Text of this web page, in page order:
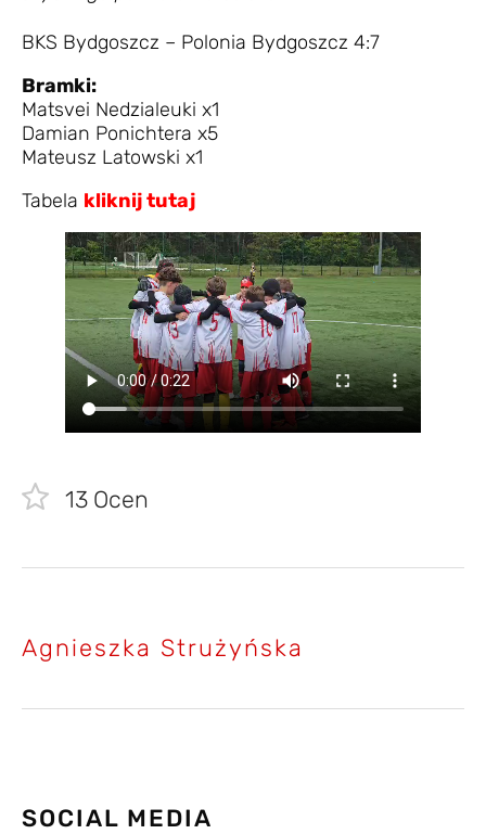
BKS Bydgoszcz – Polonia Bydgoszcz 4:7
Bramki:
Matsvei Nedzialeuki x1
Damian Ponichtera x5
Mateusz Latowski x1
Tabela kliknij tutaj
13 Ocen
Agnieszka Strużyńska
SOCIAL MEDIA